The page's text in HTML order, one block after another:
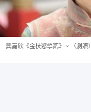
龔嘉欣《金枝慾孽貳》。（劇照）